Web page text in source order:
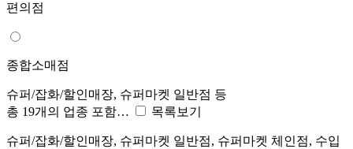
편의점
종합소매점
슈퍼/잡화/할인매장, 슈퍼마켓 일반점 등
총 19개의 업종 포함…
목록보기
슈퍼/잡화/할인매장, 슈퍼마켓 일반점, 슈퍼마켓 체인점, 수입